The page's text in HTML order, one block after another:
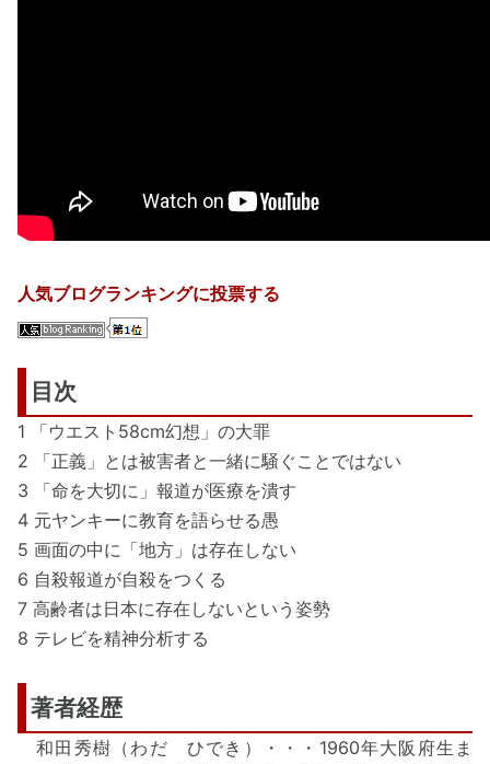
人気ブログランキングに投票する
目次
1 「ウエスト58cm幻想」の大罪
2 「正義」とは被害者と一緒に騒ぐことではない
3 「命を大切に」報道が医療を潰す
4 元ヤンキーに教育を語らせる愚
5 画面の中に「地方」は存在しない
6 自殺報道が自殺をつくる
7 高齢者は日本に存在しないという姿勢
8 テレビを精神分析する
著者経歴
和田秀樹（わだ ひでき）・・・1960年大阪府生ま